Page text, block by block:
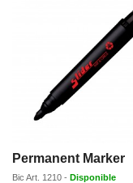
Permanent Marker
Bic Art. 1210 - Disponible